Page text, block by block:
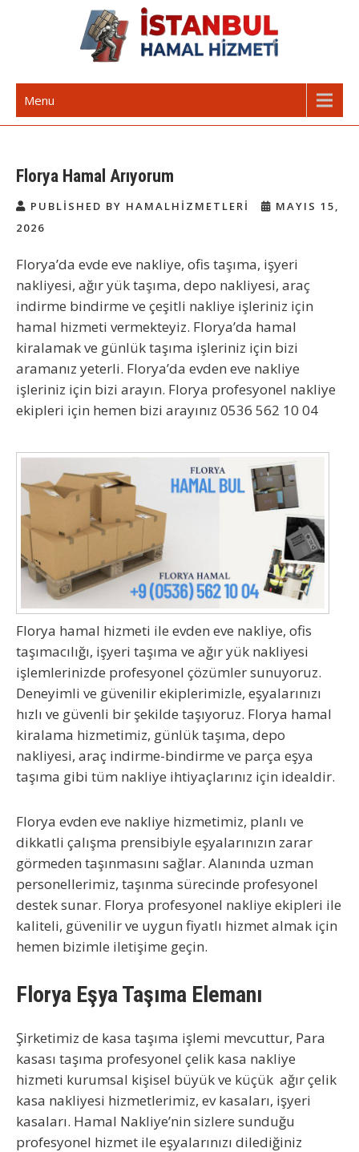
İstanbul Günlük Hamal | Hamal
Arıyorum Hamal Lazım
Menu
Florya Hamal Arıyorum
PUBLISHED BY HAMALHIZMETLERI
MAYIS 15,
2026
Florya’da evde eve nakliye, ofis taşıma, işyeri
nakliyesi, ağır yük taşıma, depo nakliyesi, araç
indirme bindirme ve çeşitli nakliye işleriniz için
hamal hizmeti vermekteyiz. Florya’da hamal
kiralamak ve günlük taşıma işleriniz için bizi
aramanız yeterli. Florya’da evden eve nakliye
işleriniz için bizi arayın. Florya profesyonel nakliye
ekipleri için hemen bizi arayınız 0536 562 10 04
Florya hamal hizmeti ile evden eve nakliye, ofis
taşımacılığı, işyeri taşıma ve ağır yük nakliyesi
işlemlerinizde profesyonel çözümler sunuyoruz.
Deneyimli ve güvenilir ekiplerimizle, eşyalarınızı
hızlı ve güvenli bir şekilde taşıyoruz. Florya hamal
kiralama hizmetimiz, günlük taşıma, depo
nakliyesi, araç indirme-bindirme ve parça eşya
taşıma gibi tüm nakliye ihtiyaçlarınız için idealdir.
Florya evden eve nakliye hizmetimiz, planlı ve
dikkatli çalışma prensibiyle eşyalarınızın zarar
görmeden taşınmasını sağlar. Alanında uzman
personellerimiz, taşınma sürecinde profesyonel
destek sunar. Florya profesyonel nakliye ekipleri ile
kaliteli, güvenilir ve uygun fiyatlı hizmet almak için
hemen bizimle iletişime geçin.
Florya Eşya Taşıma Elemanı
Şirketimiz de kasa taşıma işlemi mevcuttur, Para
kasası taşıma profesyonel çelik kasa nakliye
hizmeti kurumsal kişisel büyük ve küçük ağır çelik
kasa nakliyesi hizmetlerimiz, ev kasaları, işyeri
kasaları. Hamal Nakliye’nin sizlere sunduğu
profesyonel hizmet ile eşyalarınızı dilediğiniz